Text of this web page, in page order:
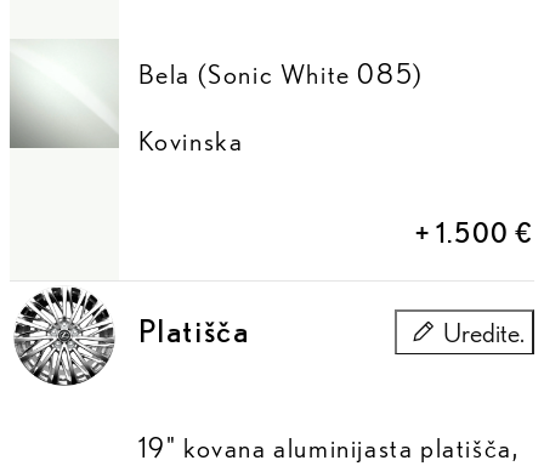
Bela (Sonic White 085)
Kovinska
+ 1.500 €
Platišča Uredite.
Platišča
19" kovana aluminijasta platišča,